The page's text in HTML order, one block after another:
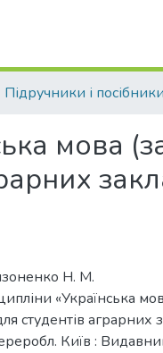
мова
Н. М.
«Українська
студентів аграрних
Київ :